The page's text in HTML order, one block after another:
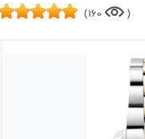
(
160)